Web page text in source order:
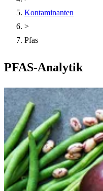
Kontaminanten
>
Pfas
PFAS-Analytik